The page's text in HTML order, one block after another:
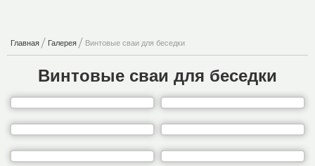
Главная Галерея Винтовые сваи для беседки
Винтовые сваи для беседки